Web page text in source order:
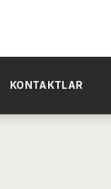
KONTAKTLAR